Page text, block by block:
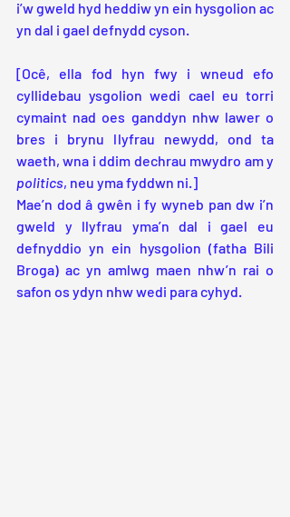
i’w gweld hyd heddiw yn ein hysgolion ac
yn dal i gael defnydd cyson.
[Ocê, ella fod hyn fwy i wneud efo
cyllidebau ysgolion wedi cael eu torri
cymaint nad oes ganddyn nhw lawer o
bres i brynu llyfrau newydd, ond ta
waeth, wna i ddim dechrau mwydro am y
politics, neu yma fyddwn ni.]
Mae’n dod â gwên i fy wyneb pan dw i’n
gweld y llyfrau yma’n dal i gael eu
defnyddio yn ein hysgolion (fatha Bili
Broga) ac yn amlwg maen nhw’n rai o
safon os ydyn nhw wedi para cyhyd.